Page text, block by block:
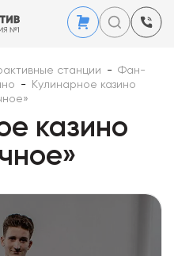
станции - Фан-
-
Кулинарное казино
казино